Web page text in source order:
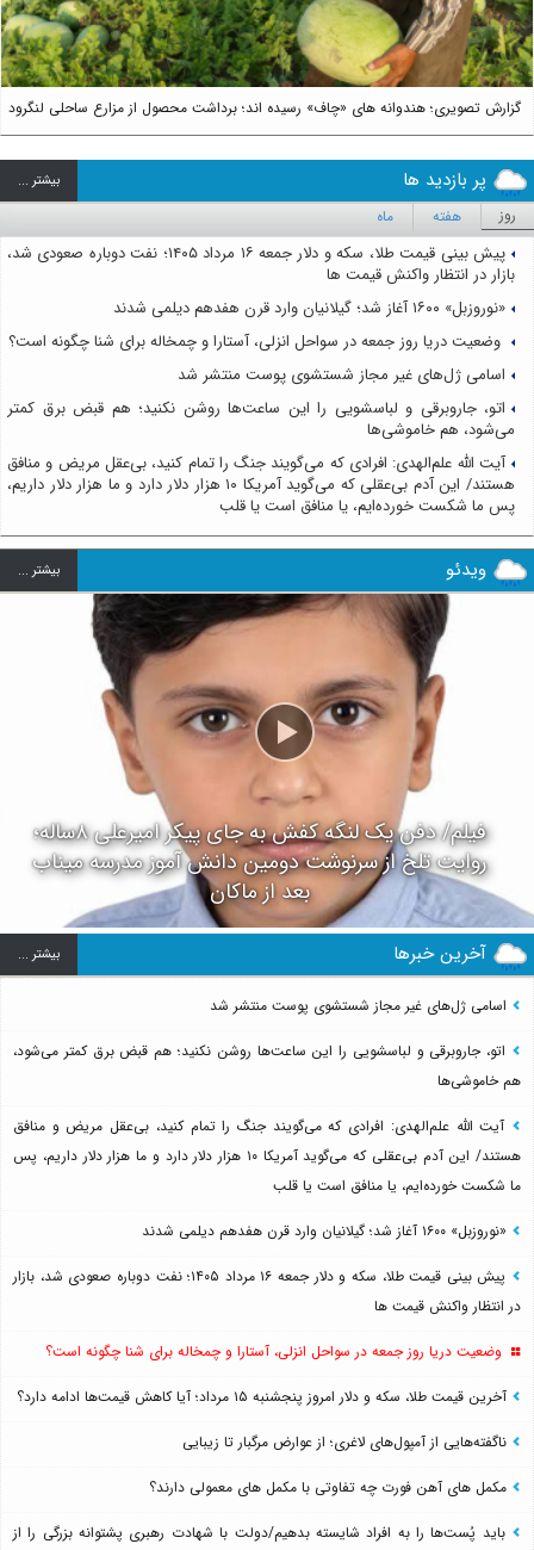
گزارش تصویری؛ هندوانه های «چاف» رسیده اند؛ برداشت محصول از مزارع ساحلی لنگرود
پر بازدید ها بيشتر ...
روز هفته ماه
پیش بینی قیمت طلا، سکه و دلار جمعه ۱۶ مرداد ۱۴۰۵؛ نفت دوباره صعودی شد،
بازار در انتظار واکنش قیمت ها
«نوروزبل» ۱۶۰۰ آغاز شد؛ گیلانیان وارد قرن هفدهم دیلمی شدند
وضعیت دریا روز جمعه در سواحل انزلی، آستارا و چمخاله برای شنا چگونه است؟
اسامی ژل‌های غیر مجاز شستشوی پوست منتشر شد
اتو، جاروبرقی و لباسشویی را این ساعت‌ها روشن نکنید؛ هم قبض برق کمتر
می‌شود، هم خاموشی‌ها
آیت الله علم‌الهدی: افرادی که می‌گویند جنگ را تمام کنید، بی‌عقل مریض و منافق
هستند/ این آدم بی‌عقلی که می‌گوید آمریکا ۱۰ هزار دلار دارد و ما هزار دلار داریم،
پس ما شکست خورده‌ایم، یا منافق است یا قلب
ویدئو بيشتر ...
فیلم/ دفن یک لنگه کفش به جای پیکر امیرعلی ۸ساله؛
روایت تلخ از سرنوشت دومین دانش آموز مدرسه میناب
بعد از ماکان
آخرین خبرها بيشتر ...
اسامی ژل‌های غیر مجاز شستشوی پوست منتشر شد
اتو، جاروبرقی و لباسشویی را این ساعت‌ها روشن نکنید؛ هم قبض برق کمتر می‌شود،
هم خاموشی‌ها
آیت الله علم‌الهدی: افرادی که می‌گویند جنگ را تمام کنید، بی‌عقل مریض و منافق
هستند/ این آدم بی‌عقلی که می‌گوید آمریکا ۱۰ هزار دلار دارد و ما هزار دلار داریم، پس
ما شکست خورده‌ایم، یا منافق است یا قلب
«نوروزبل» ۱۶۰۰ آغاز شد؛ گیلانیان وارد قرن هفدهم دیلمی شدند
پیش بینی قیمت طلا، سکه و دلار جمعه ۱۶ مرداد ۱۴۰۵؛ نفت دوباره صعودی شد، بازار
در انتظار واکنش قیمت ها
وضعیت دریا روز جمعه در سواحل انزلی، آستارا و چمخاله برای شنا چگونه است؟
آخرین قیمت طلا، سکه و دلار امروز پنجشنبه ۱۵ مرداد؛ آیا کاهش قیمت‌ها ادامه دارد؟
ناگفته‌هایی از آمپول‌های لاغری؛ از عوارض مرگبار تا زیبایی
مکمل های آهن فورت چه تفاوتی با مکمل های معمولی دارند؟
باید پُست‌ها را به افراد شایسته بدهیم/دولت با شهادت رهبری پشتوانه بزرگی را از